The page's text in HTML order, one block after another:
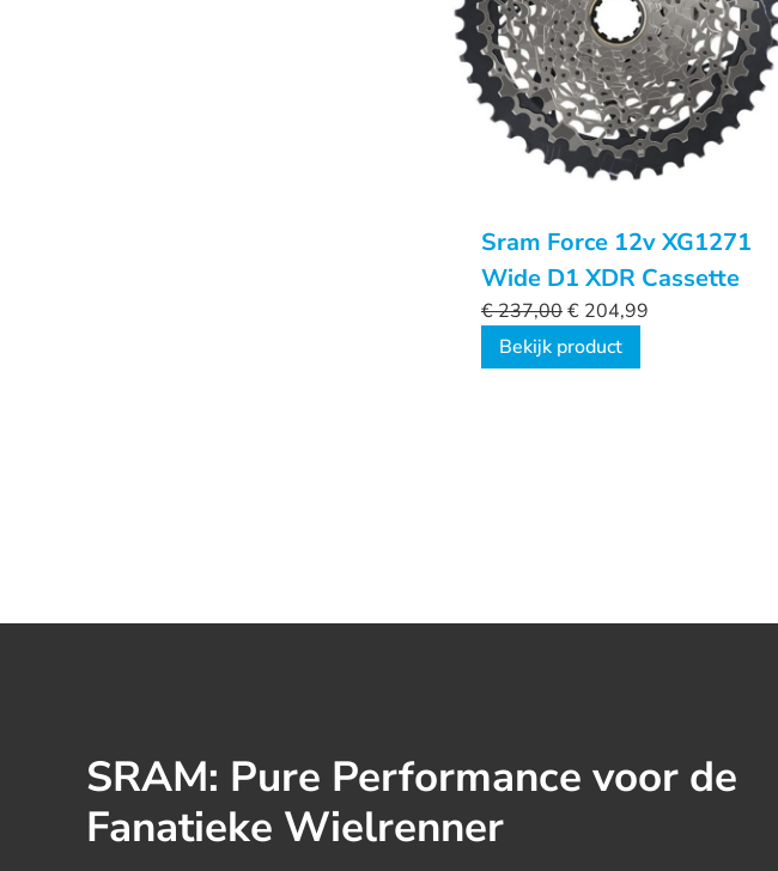
Sram Force 12v XG1271
Wide D1 XDR Cassette
€237,00€ 204,99
Bekijk product
SRAM: Pure Performance voor de
Fanatieke Wielrenner